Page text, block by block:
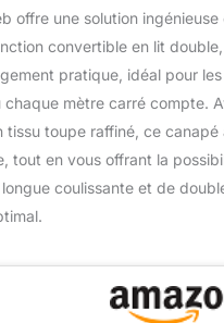
offre une solution ingénieuse
convertible en lit
pratique, idéal pour
chaque mètre carré compte.
tissu toupe raffiné, ce
tout en vous offrant la
longue coulissante et de